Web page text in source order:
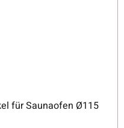
für Saunaofen Ø115